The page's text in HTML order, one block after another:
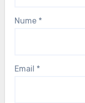
Nume *
Email *